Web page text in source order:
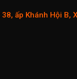
38, ấp Khánh Hội B,